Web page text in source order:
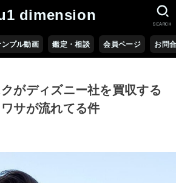
dimension
ンプル動画 鑑定・相談 会員ページ お問
SEARCH
がディズニー社を買収する
サが流れてる件